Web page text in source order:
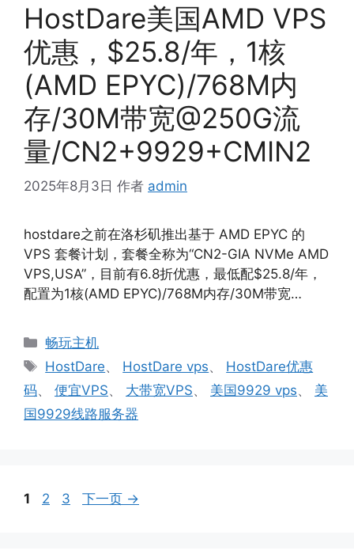
HostDare美国AMD VPS
优惠，$25.8/年，1核
(AMD EPYC)/768M内
存/30M带宽@250G流
量/CN2+9929+CMIN2
2025年8月3日 作者 admin
hostdare之前在洛杉矶推出基于 AMD EPYC 的
VPS 套餐计划，套餐全称为“CN2-GIA NVMe AMD
VPS,USA”，目前有6.8折优惠，最低配$25.8/年，
配置为1核(AMD EPYC)/768M内存/30M带宽…
分
类
畅玩主机
标
签
HostDare、 HostDare vps、 HostDare优惠
码、 便宜VPS、 大带宽VPS、 美国9929 vps、 美
国9929线路服务器
页
1
页
2
页
3 下一页 →